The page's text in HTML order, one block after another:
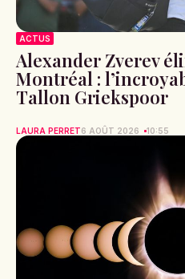
ACTUS
Alexander Zverev
Montréal :
Tallon Griekspoor
LAURA PERRET6 AOÛT 2026 10:55